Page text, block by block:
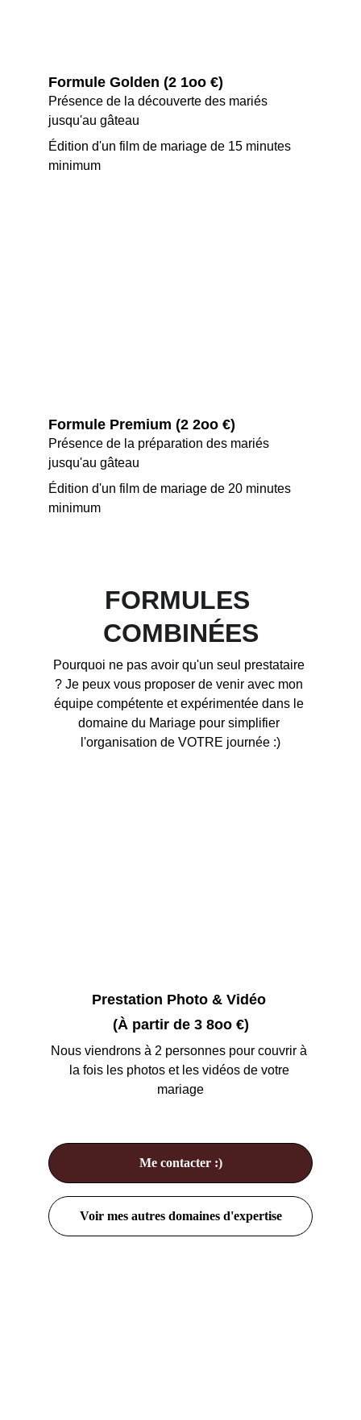
Formule Golden (2 1oo €)
Présence de la découverte des mariés
jusqu'au gâteau
Édition d'un film de mariage de 15 minutes
minimum
Présence de la préparation des mariés
jusqu'au gâteau
Édition d'un film de mariage de 20 minutes
minimum
Formule Premium (2 2oo €)
FORMULES
COMBINÉES
Pourquoi ne pas avoir qu'un seul prestataire
? Je peux vous proposer de venir avec mon
équipe compétente et expérimentée dans le
domaine du Mariage pour simplifier
l'organisation de VOTRE journée :)
Prestation Photo & Vidéo
(À partir de 3 8oo €)
Nous viendrons à 2 personnes pour couvrir à
la fois les photos et les vidéos de votre
mariage
Me contacter :)
Voir mes autres domaines d'expertise